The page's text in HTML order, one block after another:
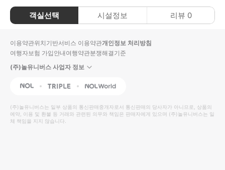
객실선택 시설정보 리뷰 0
이용약관위치기반서비스 이용약관개인정보 처리방침
여행자보험 가입안내여행약관분쟁해결기준
(주)놀유니버스 사업자 정보
NOL Triple Interpark Global
(주)놀유니버스는 일부 상품의 통신판매중개자로서 통신판매의 당사자가 아니므로, 상품의
예약, 이용 및 환불 등 거래와 관련된 의무와 책임은 판매자에게 있으며 (주)놀유니버스는 일
체 책임을 지지 않습니다.